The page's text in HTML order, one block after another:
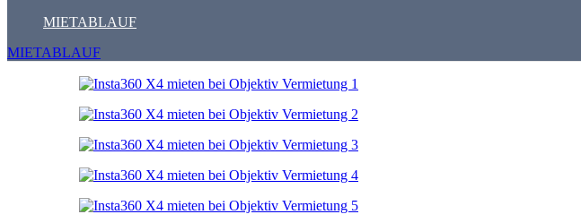
MIETABLAUF
MIETABLAUF